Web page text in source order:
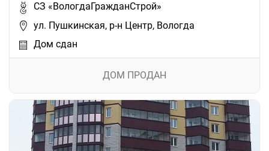
СЗ «ВологдаГражданСтрой»
ул. Пушкинская, р-н Центр, Вологда
Дом сдан
ДОМ ПРОДАН